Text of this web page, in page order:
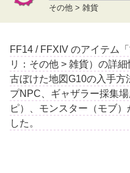
その他 > 雑貨
FF14 / FFXIV のアイテム
リ：その他 > 雑貨）の詳
古ぼけた地図G10の入手方
プNPC、ギャザラー採集
ピ）、モンスター（モブ
した。